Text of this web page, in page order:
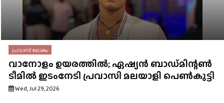
പ്രവാസി ലോകം
വാനോളം ഉയരത്തിൽ; ഏഷ്യൻ ബാഡ്‌മിന്റൺ
ടീമിൽ ഇടംനേടി പ്രവാസി മലയാളി പെൺകുട്ടി
Wed, Jul 29, 2026